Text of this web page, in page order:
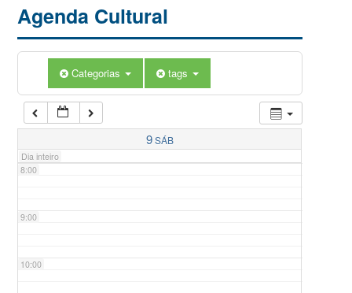
Agenda Cultural
Categorias tags
9SÁB
Dia inteiro
5:00
7:00
8:00
9:00
10:00